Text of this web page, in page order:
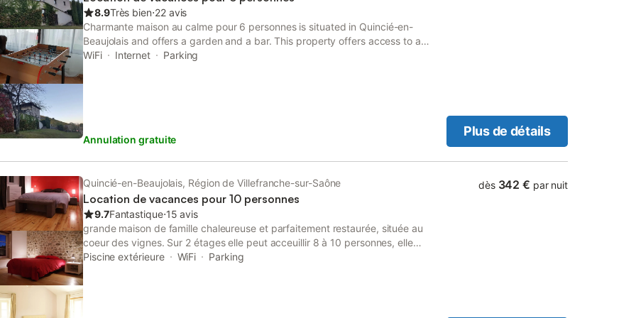
8.9Très bien⋅22 avis
Charmante maison au calme pour 6 personnes is situated in Quincié-en-
Beaujolais and offers a garden and a bar. This property offers access to a
terrace, darts, free private parking and free WiFi.
WiFi Internet Parking
Annulation gratuite
Plus de détails
Quincié-en-Beaujolais, Région de Villefranche-sur-Saône
Location de vacances pour 10 personnes
9.7Fantastique⋅15 avis
grande maison de famille chaleureuse et parfaitement restaurée, située au
coeur des vignes. Sur 2 étages elle peut acceuillir 8 à 10 personnes, elle
dispose d,un grand jardin clos et arboré de 2000 m2; bienvenue en beaujolais
Piscine extérieure WiFi Parking
dès 342 € par nuit